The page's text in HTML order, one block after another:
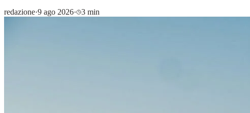
redazione·9 ago 2026· 3 min